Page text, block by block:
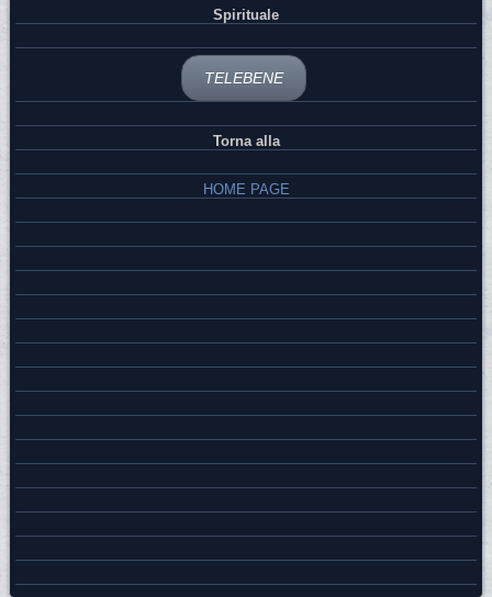
Spirituale
TELEBENE
Torna alla
HOME PAGE